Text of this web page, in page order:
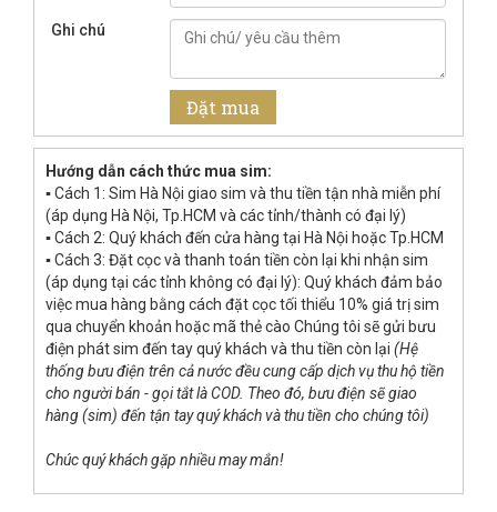
Ghi chú
Hướng dẫn cách thức mua sim:
▪ Cách 1: Sim Hà Nội giao sim và thu tiền tận nhà miễn phí
(áp dụng Hà Nội, Tp.HCM và các tỉnh/thành có đại lý)
▪ Cách 2: Quý khách đến cửa hàng tại Hà Nội hoặc Tp.HCM
▪ Cách 3: Đặt cọc và thanh toán tiền còn lại khi nhận sim
(áp dụng tại các tỉnh không có đại lý): Quý khách đảm bảo
việc mua hàng bằng cách đặt cọc tối thiểu 10% giá trị sim
qua chuyển khoản hoặc mã thẻ cào Chúng tôi sẽ gửi bưu
điện phát sim đến tay quý khách và thu tiền còn lại (Hệ
thống bưu điện trên cả nước đều cung cấp dịch vụ thu hộ tiền
cho người bán - gọi tắt là COD. Theo đó, bưu điện sẽ giao
hàng (sim) đến tận tay quý khách và thu tiền cho chúng tôi)
Chúc quý khách gặp nhiều may mắn!